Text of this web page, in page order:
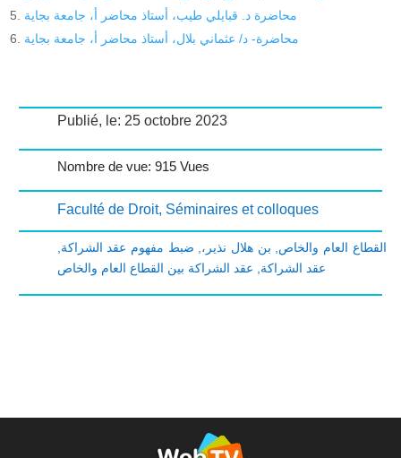
محاضرة د. قبايلي طيب، أستاذ محاضر أ، جامعة بجاية
محاضرة- د/ عثماني بلال، أستاذ محاضر أ، جامعة بجاية
Publié, le: 25 octobre 2023
Nombre de vue: 915 Vues
Faculté de Droit, Séminaires et colloques
القطاع العام والخاص بن هلال نذير، ضبط مفهوم عقد الشراكة
عقد الشراكة
عقد الشراكة بين القطاع العام والخاص